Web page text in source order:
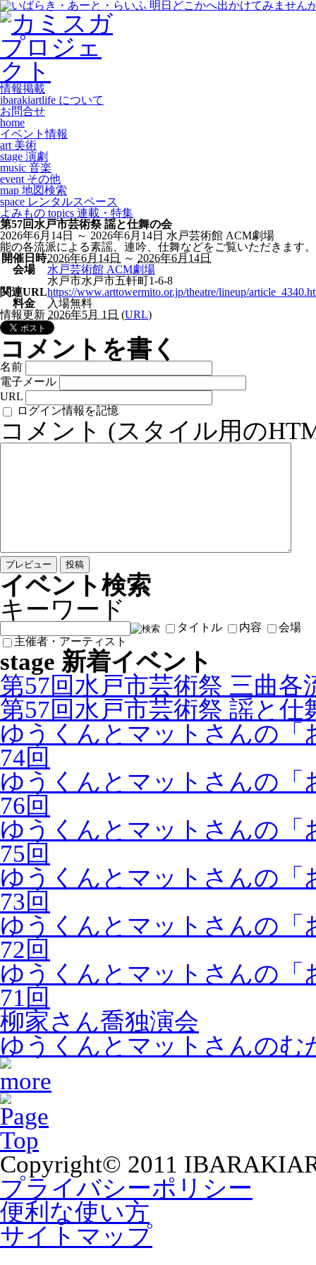
情報掲載
ibarakiartlife について
お問合せ
home
イベント情報
art 美術
stage 演劇
music 音楽
event その他
map 地図検索
space レンタルスペース
よみもの topics 連載・特集
第57回水戸市芸術祭 謡と仕舞の会
2026年6月14日 ～ 2026年6月14日 水戸芸術館 ACM劇場
能の各流派による素謡、連吟、仕舞などをご覧いただきます。
開催日時2026年6月14日 ～ 2026年6月14日
会場
水戸芸術館 ACM劇場
水戸市水戸市五軒町1-6-8
関連URLhttps://www.arttowermito.or.jp/theatre/lineup/
料金
入場無料
情報更新 2026年5月 1日 (URL)
コメントを書く
名前
電子メール
URL
ログイン情報を記憶
コメント (スタイル用の
イベント検索
キーワード
タイトル 内容
会場
主催者・アーティスト
stage 新着イベント
第57回水戸市芸術祭 三曲各
第57回水戸市芸術祭 謡と仕
ゆうくんとマットさんの
74回
ゆうくんとマットさんの
76回
ゆうくんとマットさんの
75回
ゆうくんとマットさんの
73回
ゆうくんとマットさんの
72回
ゆうくんとマットさんの
71回
柳家さん喬独演会
ゆうくんとマットさんの
Copyright© 2011
プライバシーポリシー
便利な使い方
サイトマップ